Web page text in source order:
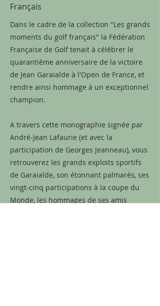
Français
Dans le cadre de la collection "Les grands
moments du golf français" la Fédération
Française de Golf tenait à célébrer le
quarantième anniversaire de la victoire
de Jean Garaialde à l'Open de France, et
rendre ainsi hommage à un exceptionnel
champion.
A travers cette monographie signée par
André-Jean Lafaurie (et avec la
participation de Georges Jeanneau), vous
retrouverez les grands exploits sportifs
de Garaialde, son étonnant palmarès, ses
vingt-cinq participations à la coupe du
Monde, les hommages de ses amis